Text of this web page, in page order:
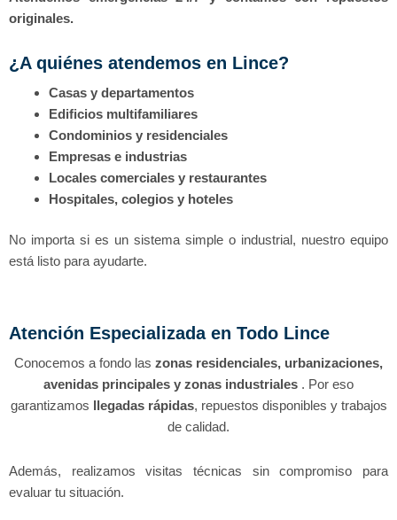
originales.
¿A quiénes atendemos en Lince?
Casas y departamentos
Edificios multifamiliares
Condominios y residenciales
Empresas e industrias
Locales comerciales y restaurantes
Hospitales, colegios y hoteles
No importa si es un sistema simple o industrial, nuestro equipo
está listo para ayudarte.
Atención Especializada en Todo Lince
Conocemos a fondo las zonas residenciales, urbanizaciones,
avenidas principales y zonas industriales . Por eso
garantizamos llegadas rápidas, repuestos disponibles y trabajos
de calidad.
Además, realizamos visitas técnicas sin compromiso para
evaluar tu situación.